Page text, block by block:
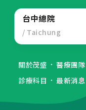
台中總院
/ Taichung
關於茂盛 醫療團隊
診療科目
最新消息